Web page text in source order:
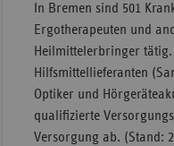
In Bremen sind 501
Ergotherapeuten und
Heilmittelerbringer tätig.
Hilfsmittellieferanten
Optiker und
qualifizierte
Versorgung ab. (Stand: